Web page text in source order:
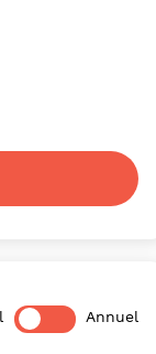
Annuel